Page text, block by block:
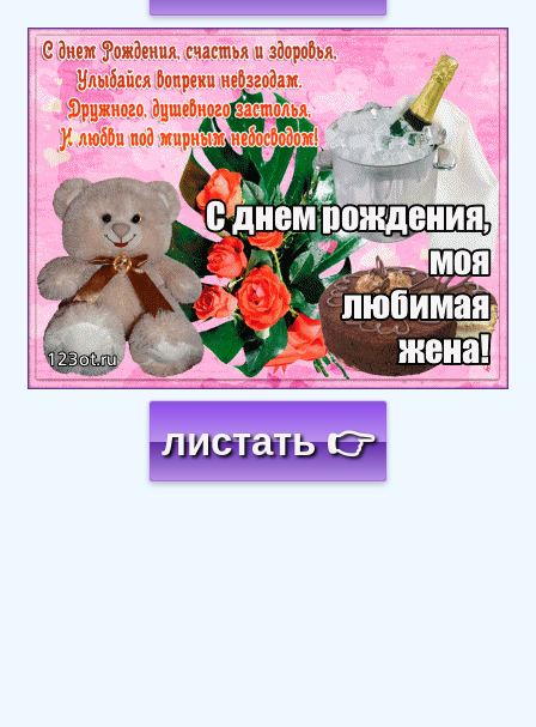
Загрузка картинки...
листать 👉